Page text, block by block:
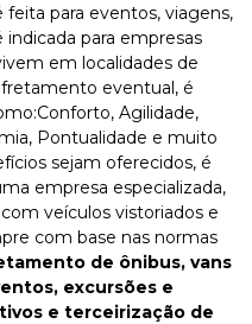
para eventos, viagens,
para empresas
em localidades de
eventual, é
Agilidade,
Pontualidade e muito
sejam oferecidos, é
empresa especializada,
veículos vistoriados e
com base nas normas
de ônibus, vans
excursões e
e terceirização de